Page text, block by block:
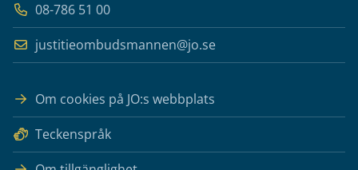
08-786 51 00
justitieombudsmannen@jo.se
Om cookies på JO:s webbplats
Teckenspråk